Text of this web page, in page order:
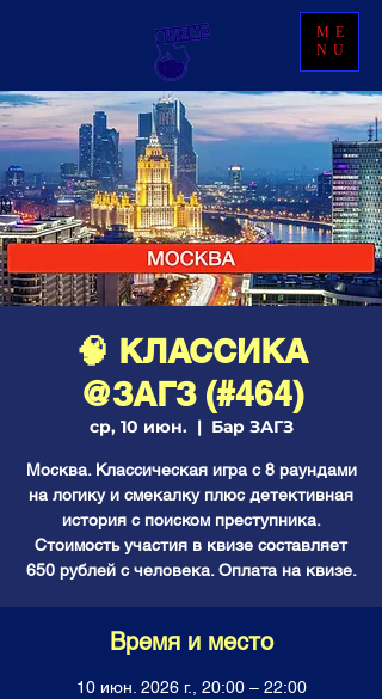
ME
NU
🧠 КЛАССИКА
@ЗАГЗ (#464)
ср, 10 июн.
  |
Бар ЗАГЗ
Москва. Классическая игра с 8 раундами
на логику и смекалку плюс детективная
история с поиском преступника.
Стоимость участия в квизе составляет
650 рублей с человека. Оплата на квизе.
Время и место
10 июн. 2026 г., 20:00 – 22:00